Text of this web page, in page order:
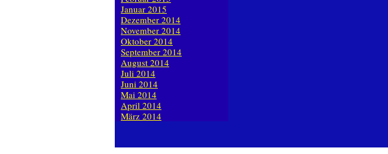
Januar 2015
Dezember 2014
November 2014
Oktober 2014
September 2014
August 2014
Juli 2014
Juni 2014
Mai 2014
April 2014
März 2014